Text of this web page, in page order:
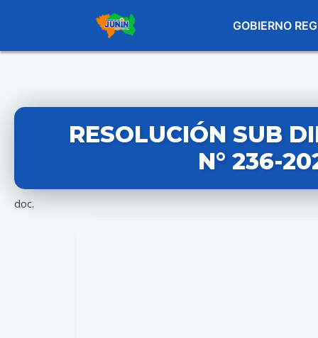
GOBIERNO
RESOLUCIÓN SUB
N° 236-
doc.